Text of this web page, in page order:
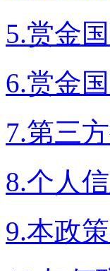
5.赏金
6.赏金
7.第三
8.个人
9.本政